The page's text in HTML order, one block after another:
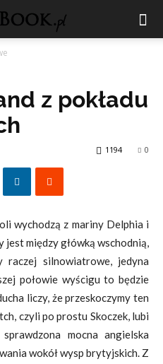
z pokładu
0
1194
wychodzą z mariny Delphia i
między główką wschodnią,
raczej silnowiatrowe, jedyna
połowie wyścigu to będzie
liczy, że przeskoczymy ten
czyli po prostu Skoczek, lubi
mocna angielska
wokół wysp brytyjskich. Z